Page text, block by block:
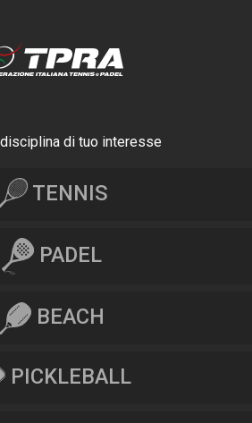
di tuo interesse
TENNIS
PADEL
BEACH
PICKLEBALL